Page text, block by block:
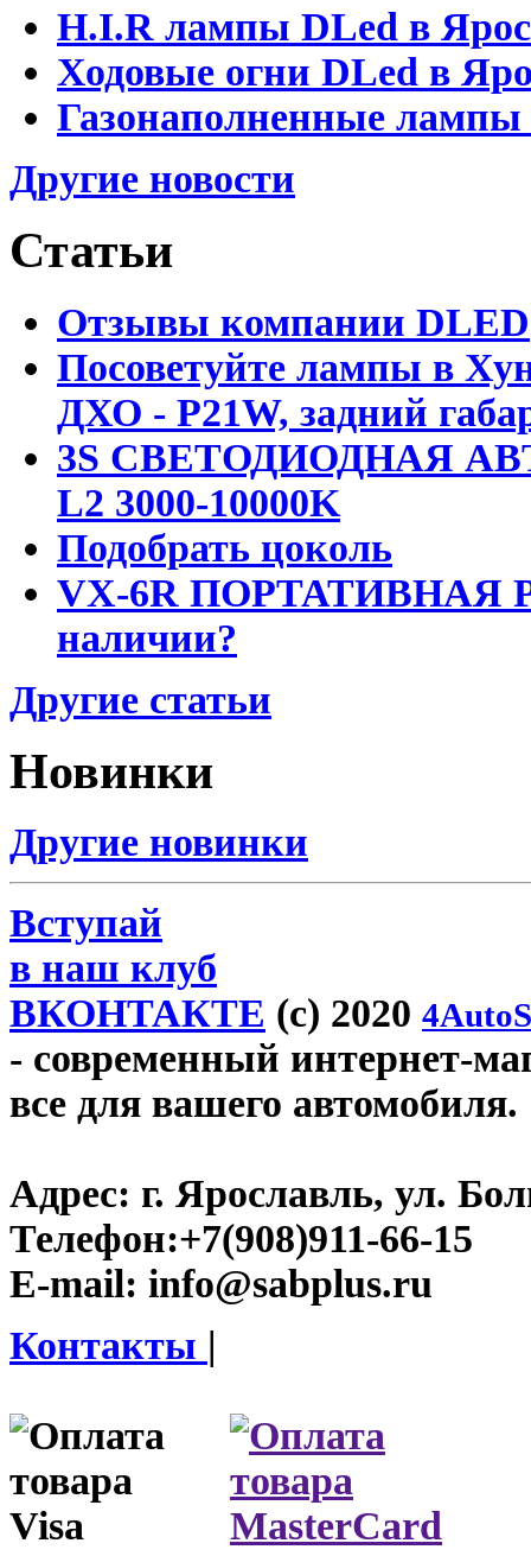
H.I.R лампы DLed в
Ходовые огни DLed в
Газонаполненные
Другие новости
Статьи
Отзывы компании DLED
Посоветуйте лампы в
ДХО - P21W, задний
3S СВЕТОДИОДНАЯ
L2 3000-10000K
Подобрать цоколь
VX-6R ПОРТАТИВНАЯ
наличии?
Другие статьи
Новинки
Другие новинки
Вступай
в наш клуб
ВКОНТАКТЕ (c) 2020
- современный интернет-
все для вашего автомобиля.
Адрес: г. Ярославль, ул.
Телефон:+7(908)911-66-15
E-mail: info@sabplus.ru
Контакты |